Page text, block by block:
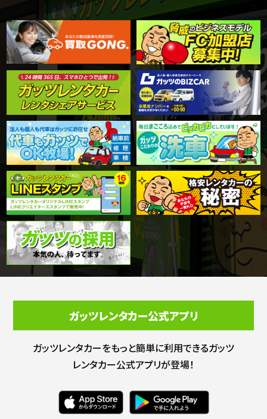
ガッツレンタカー公式アプリ
ガッツレンタカーをもっと簡単に利用できるガッツ
レンタカー公式アプリが登場！